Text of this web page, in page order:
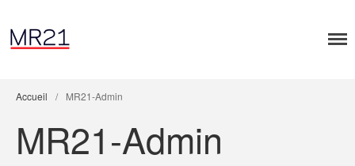
Accueil / MR21-Admin
MR21-Admin